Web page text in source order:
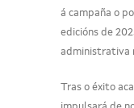
á campaña o
edicións de
administrativa
Tras o éxito